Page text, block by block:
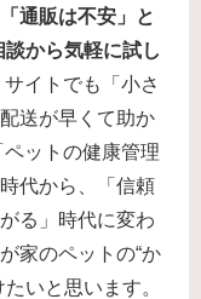
通販は不安」と
から気軽に試し
サイトでも「小さ
送が早くて助か
ットの健康管理
代から、「信頼
る」時代に変わ
家のペットの“か
いと思います。